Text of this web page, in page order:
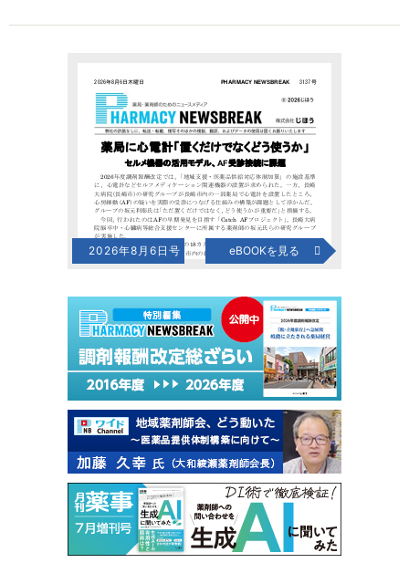
2026年8月6日号 eBOOKを見る